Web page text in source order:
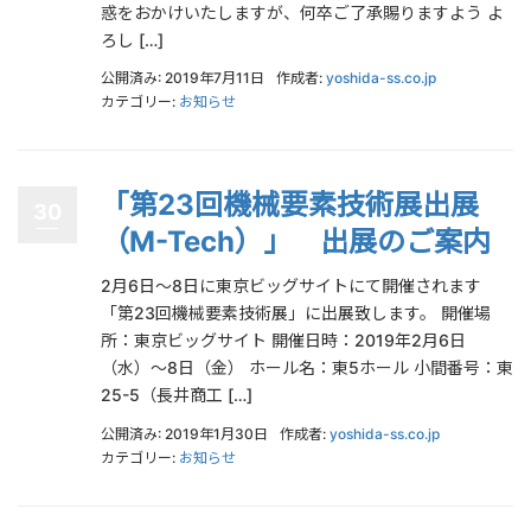
惑をおかけいたしますが、何卒ご了承賜りますよう よ
ろし […]
公開済み: 2019年7月11日 作成者: yoshida-ss.co.jp
カテゴリー: お知らせ
「第23回機械要素技術展出展
（M-Tech）」 出展のご案内
2月6日～8日に東京ビッグサイトにて開催されます
「第23回機械要素技術展」に出展致します。 開催場
所：東京ビッグサイト 開催日時：2019年2月6日
（水）～8日（金） ホール名：東5ホール 小間番号：東
25-5（長井商工 […]
公開済み: 2019年1月30日 作成者: yoshida-ss.co.jp
カテゴリー: お知らせ